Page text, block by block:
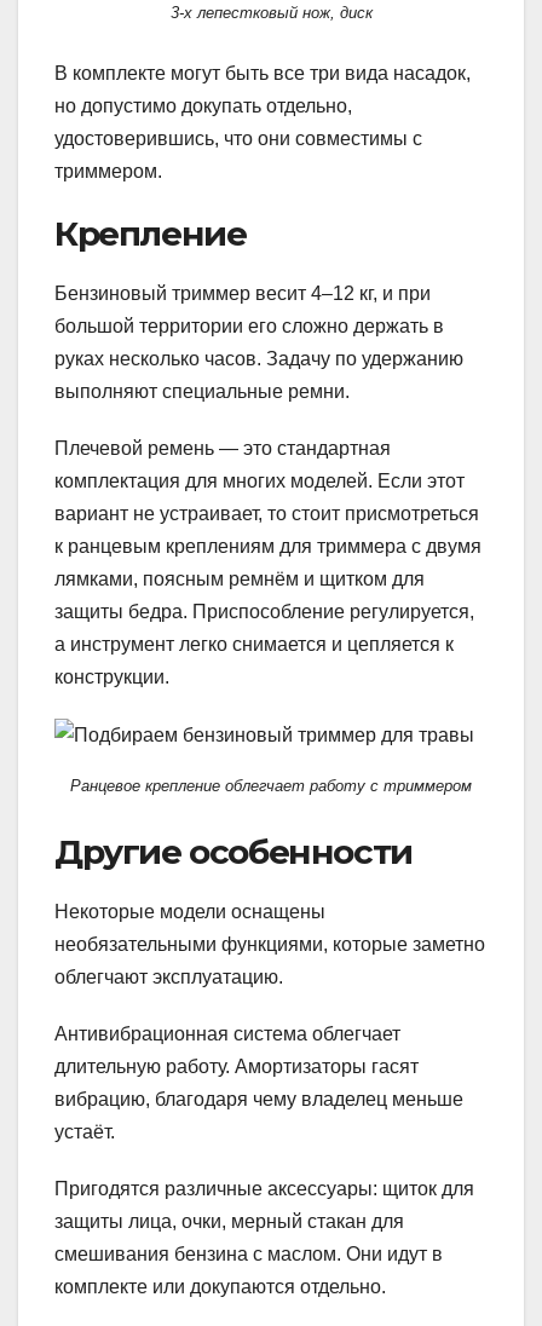
3-х лепестковый нож, диск
В комплекте могут быть все три вида насадок,
но допустимо докупать отдельно,
удостоверившись, что они совместимы с
триммером.
Крепление
Бензиновый триммер весит 4–12 кг, и при
большой территории его сложно держать в
руках несколько часов. Задачу по удержанию
выполняют специальные ремни.
Плечевой ремень — это стандартная
комплектация для многих моделей. Если этот
вариант не устраивает, то стоит присмотреться
к ранцевым креплениям для триммера с двумя
лямками, поясным ремнём и щитком для
защиты бедра. Приспособление регулируется,
а инструмент легко снимается и цепляется к
конструкции.
Ранцевое крепление облегчает работу с триммером
Другие особенности
Некоторые модели оснащены
необязательными функциями, которые заметно
облегчают эксплуатацию.
Антивибрационная система облегчает
длительную работу. Амортизаторы гасят
вибрацию, благодаря чему владелец меньше
устаёт.
Пригодятся различные аксессуары: щиток для
защиты лица, очки, мерный стакан для
смешивания бензина с маслом. Они идут в
комплекте или докупаются отдельно.